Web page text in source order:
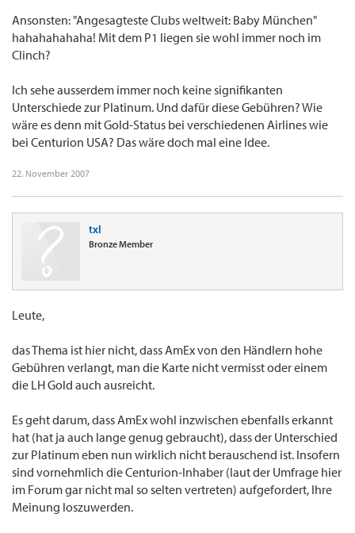
Ansonsten: "Angesagteste Clubs weltweit: Baby München"
hahahahahaha! Mit dem P1 liegen sie wohl immer noch im
Clinch?
Ich sehe ausserdem immer noch keine signifikanten
Unterschiede zur Platinum. Und dafür diese Gebühren? Wie
wäre es denn mit Gold-Status bei verschiedenen Airlines wie
bei Centurion USA? Das wäre doch mal eine Idee.
22. November 2007
txl
Bronze Member
Leute,
das Thema ist hier nicht, dass AmEx von den Händlern hohe
Gebühren verlangt, man die Karte nicht vermisst oder einem
die LH Gold auch ausreicht.
Es geht darum, dass AmEx wohl inzwischen ebenfalls erkannt
hat (hat ja auch lange genug gebraucht), dass der Unterschied
zur Platinum eben nun wirklich nicht berauschend ist. Insofern
sind vornehmlich die Centurion-Inhaber (laut der Umfrage hier
im Forum gar nicht mal so selten vertreten) aufgefordert, Ihre
Meinung loszuwerden.